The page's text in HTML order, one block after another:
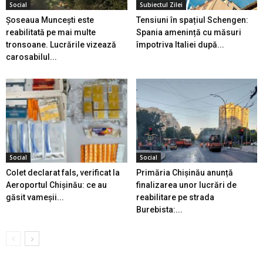
Social
Șoseaua Muncești este
reabilitată pe mai multe
tronsoane. Lucrările vizează
carosabilul...
Subiectul Zilei
Tensiuni în spațiul Schengen:
Spania amenință cu măsuri
împotriva Italiei după...
Social
Colet declarat fals, verificat la
Aeroportul Chișinău: ce au
găsit vameșii...
Social
Primăria Chișinău anunță
finalizarea unor lucrări de
reabilitare pe strada
Burebista:...